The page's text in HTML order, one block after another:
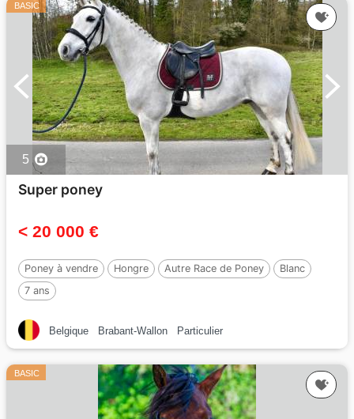
BASIC
5
Super poney
< 20 000 €
Poney à vendre Hongre Autre Race de Poney
Blanc
7 ans
Belgique Brabant-Wallon Particulier
BASIC